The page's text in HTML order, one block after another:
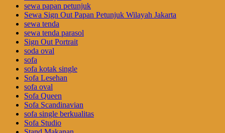
sewa papan petunjuk
Sewa Sign Out Papan Petunjuk Wilayah Jakarta
sewa tenda
sewa tenda parasol
Sign Out Portrait
soda oval
sofa
sofa kotak single
Sofa Lesehan
sofa oval
Sofa Queen
Sofa Scandinavian
sofa single berkualitas
Sofa Studio